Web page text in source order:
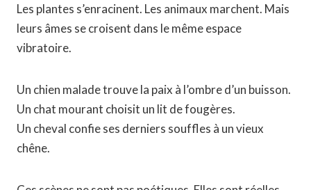
Les plantes s’enracinent. Les animaux marchent. Mais
leurs âmes se croisent dans le même espace
vibratoire.
Un chien malade trouve la paix à l’ombre d’un buisson.
Un chat mourant choisit un lit de fougères.
Un cheval confie ses derniers souffles à un vieux
chêne.